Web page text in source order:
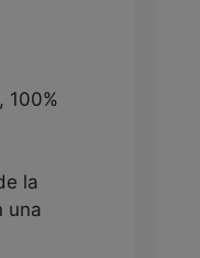
100%
la
una